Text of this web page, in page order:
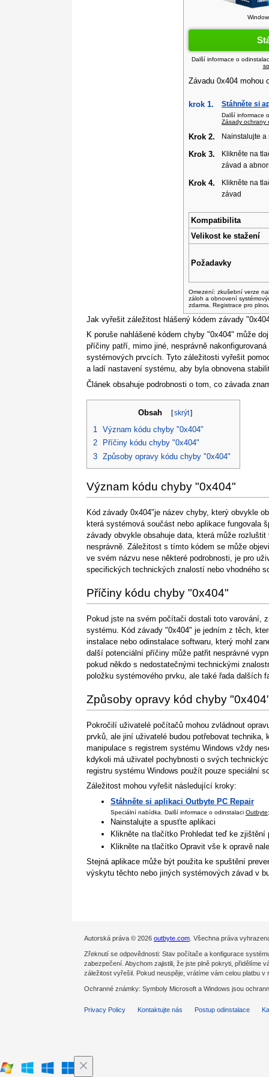
Jak vyřešit záležitost hlášený kódem závady
K poruše nahlášené kódem chyby "0x404" může
příčiny patří, mimo jiné, nesprávně
systémových prvcích. Tyto záležitosti vyřešit
a ladí nastavení systému, aby byla obnovena
Článek obsahuje podrobnosti o tom, co závada
Obsah [ skrýt ]
1 Význam kódu chyby "0x404"
2
Příčiny kódu chyby "0x404"
3 Způsoby opravy kódu chyby "0x404"
Význam kódu chyby "0x404"
Kód závady 0x404"je název chyby, který obvykle
která systémová součást nebo aplikace fungovala
závady obvykle obsahuje data, která může
nesprávně. Záležitost s tímto kódem se může
ve svém názvu nese některé podrobnosti, je pro
specifických technických znalostí nebo vhodného
Příčiny kódu chyby "0x404"
Pokud jste na svém počítači dostali toto varování,
systému. Kód závady "0x404" je jedním z těch,
instalace nebo odinstalace softwaru, který mohl
další potenciální příčiny může patřit nesprávné
pokud někdo s nedostatečnými technickými
položku systémového prvku, ale také řada dalších
Způsoby opravy kód chyby
Pokročilí uživatelé počítačů mohou zvládnout
prvků, ale jiní uživatelé budou potřebovat
manipulace s registrem systému Windows vždy
kdykoli má uživatel pochybnosti o svých
registru systému Windows použít pouze speciální
Záležitost mohou vyřešit následující kroky:
Stáhněte si aplikaci Outbyte PC Repair
Speciální nabídka. Další informace o odinstalaci Outbyte
Nainstalujte a spusťte aplikaci
Klikněte na tlačítko Prohledat teď ke zjištění
Klikněte na tlačítko Opravit vše k opravě
Stejná aplikace může být použita ke spuštění
výskytu těchto nebo jiných systémových závad v
Další informace o
Závadu 0x404 mohou
krok 1. Stáhněte si
Další informace
Zásady ochrany
Krok 2. Nainstalujte
Krok 3.
Klikněte na
závad a
Krok 4.
Klikněte na
závad
Kompatibilita
Velikost ke stažení
Požadavky
Omezení: zkušební verze
záloh a obnovení
zdarma. Registrace pro
Autorská práva © 2026 outbyte.com . Všechna práva
Zřeknutí se odpovědnosti: Stav počítače a konfigurace
zabezpečení. Abychom zajistili, že jste plně pokryti, přidělíme
záležitost vyřešil. Pokud neuspěje, vrátíme vám celou platbu
Ochranné známky: Symboly Microsoft a Windows jsou
Privacy Policy Kontaktujte nás Postup odinstalace